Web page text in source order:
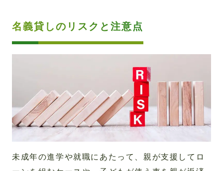
名義貸しのリスクと注意点
未成年の進学や就職にあたって、親が支援してロ